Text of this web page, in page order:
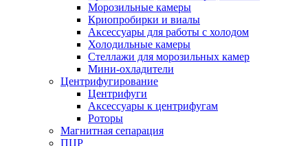
Морозильные камеры
Криопробирки и виалы
Аксессуары для работы с холодом
Холодильные камеры
Стеллажи для морозильных камер
Мини-охладители
Центрифугирование
Центрифуги
Аксессуары к центрифугам
Роторы
Магнитная сепарация
ПЦР